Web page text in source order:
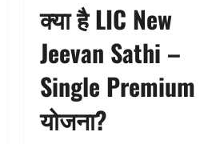
क्या है LIC New
Jeevan Sathi –
Single Premium
योजना?